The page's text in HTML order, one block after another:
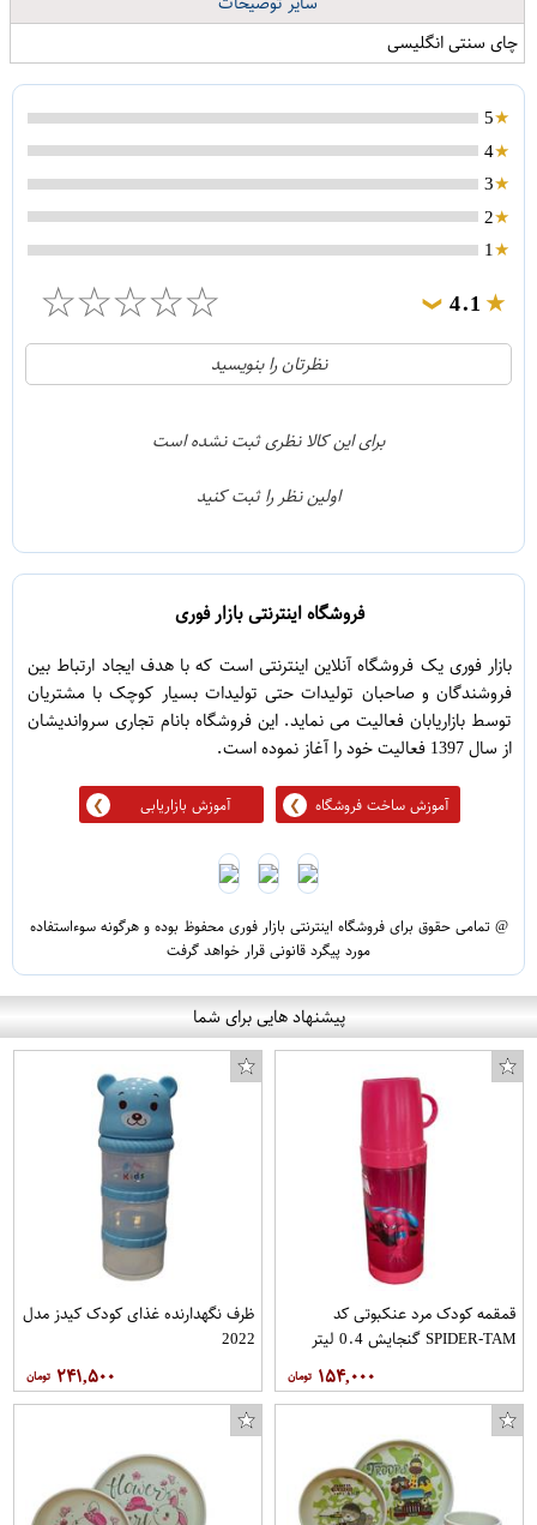
چای سنتی انگلیسی
5
4
3
2
1
4.1
❯
☆
☆
☆
☆
☆
21
1
نظرتان را بنویسید
برای این کالا نظری ثبت نشده است
اولین نظر را ثبت کنید
فروشگاه اینترنتی بازار فوری
بازار فوری یک فروشگاه آنلاین اینترنتی است که با هدف ایجاد ارتباط بین
فروشندگان و صاحبان تولیدات حتی تولیدات بسیار کوچک با مشتریان
توسط بازاریابان فعالیت می نماید. این فروشگاه بانام تجاری سرواندیشان
از سال 1397 فعالیت خود را آغاز نموده است.
آموزش ساخت فروشگاه آموزش بازاریابی
@ تمامی حقوق برای فروشگاه اینترنتی بازار فوری محفوظ بوده و هرگونه سوءاستفاده
مورد پیگرد قانونی قرار خواهد گرفت
پیشنهاد هایی برای شما
قمقمه کودک مرد عنکبوتی کد
SPIDER-TAM گنجایش 0.4 لیتر
۱۵۴,۰۰۰
ظرف نگهدارنده غذای کودک کیدز مدل
2022
۲۴۱,۵۰۰